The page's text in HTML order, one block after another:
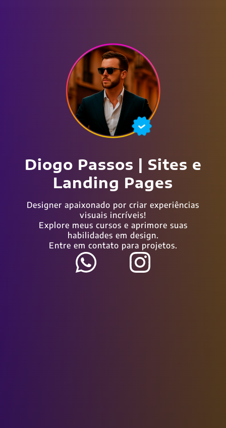
Diogo Passos | Sites e
Landing Pages
Designer apaixonado por criar experiências
visuais incríveis!
Explore meus cursos e aprimore suas
habilidades em design.
Entre em contato para projetos.